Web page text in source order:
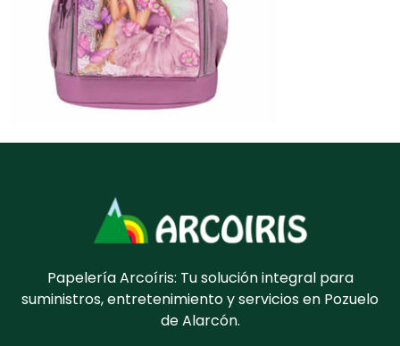
Papelería Arcoíris: Tu solución integral para
suministros, entretenimiento y servicios en Pozuelo
de Alarcón.